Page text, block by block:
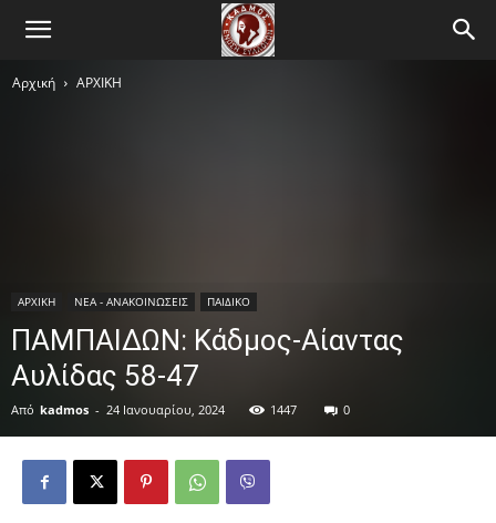
Αρχική ΑΡΧΙΚΗ
ΑΡΧΙΚΗ ΝΕΑ - ΑΝΑΚΟΙΝΩΣΕΙΣ ΠΑΙΔΙΚΟ
ΠΑΜΠΑΙΔΩΝ: Κάδμος-Αίαντας
Αυλίδας 58-47
Από kadmos - 24 Ιανουαρίου, 2024 1447 0